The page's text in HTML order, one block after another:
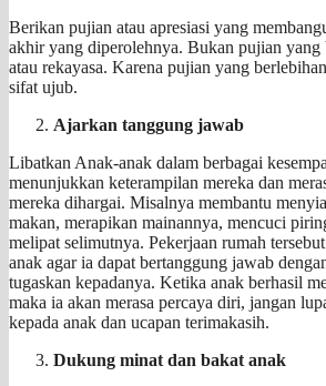
Berikan pujian atau apresiasi yang
akhir yang diperolehnya. Bukan pujian yang
atau rekayasa. Karena pujian yang
sifat ujub.
Ajarkan tanggung jawab
Libatkan Anak-anak dalam berbagai
menunjukkan keterampilan mereka dan
mereka dihargai. Misalnya membantu
makan, merapikan mainannya, mencuci
melipat selimutnya. Pekerjaan rumah
anak agar ia dapat bertanggung jawab
tugaskan kepadanya. Ketika anak berhasil
maka ia akan merasa percaya diri, jangan
kepada anak dan ucapan terimakasih.
Dukung minat dan bakat anak